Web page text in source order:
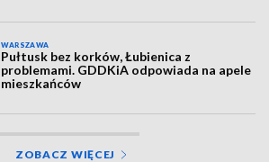
WARSZAWA
Pułtusk bez korków, Łubienica z
problemami. GDDKiA odpowiada na apele
mieszkańców
ZOBACZ WIĘCEJ